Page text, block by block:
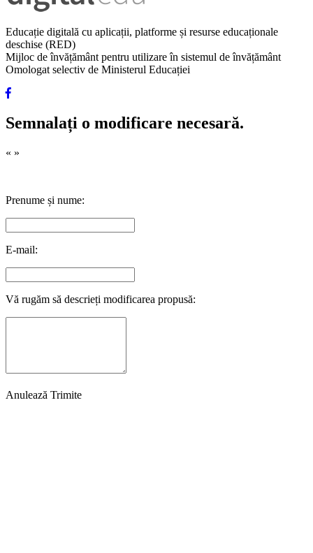
Educație digitală cu aplicații, platforme și resurse educaționale
deschise (RED)
Mijloc de învățământ pentru utilizare în sistemul de învățământ
Omologat selectiv de Ministerul Educației
Semnalați o modificare necesară.
« »
Prenume și nume:
E-mail:
Vă rugăm să descrieți modificarea propusă:
Anulează Trimite